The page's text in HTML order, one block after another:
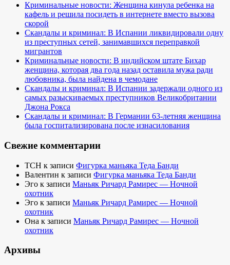
Криминальные новости: Женщина кинула ребенка на
кафель и решила посидеть в интернете вместо вызова
скорой
Скандалы и криминал: В Испании ликвидировали одну
из преступных сетей, занимавшихся переправкой
мигрантов
Криминальные новости: В индийском штате Бихар
женщина, которая два года назад оставила мужа ради
любовника, была найдена в чемодане
Скандалы и криминал: В Испании задержали одного из
самых разыскиваемых преступников Великобритании
Джона Рокса
Скандалы и криминал: В Германии 63-летняя женщина
была госпитализирована после изнасилования
Свежие комментарии
TCH к записи Фигурка маньяка Теда Банди
Валентин к записи Фигурка маньяка Теда Банди
Эго к записи Маньяк Ричард Рамирес — Ночной
охотник
Эго к записи Маньяк Ричард Рамирес — Ночной
охотник
Она к записи Маньяк Ричард Рамирес — Ночной
охотник
Архивы